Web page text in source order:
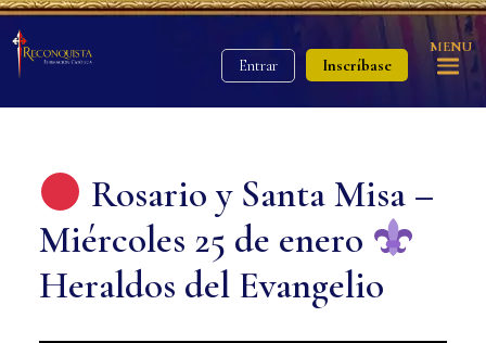
Entrar Inscríbase
MENU
Rosario y Santa Misa –
Miércoles 25 de enero
Heraldos del Evangelio